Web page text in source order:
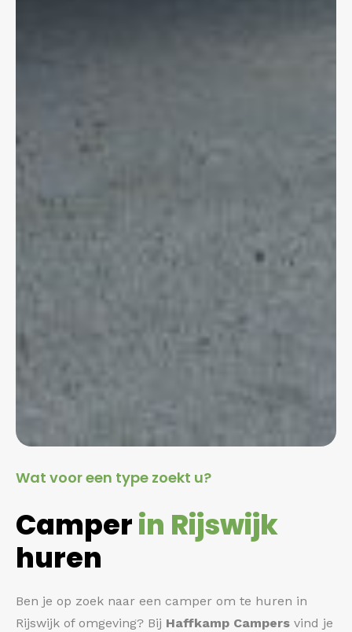
Wat voor een type zoekt u?
Camperin Rijswijk
huren
Ben je op zoek naar een camper om te huren in
Rijswijk of omgeving? Bij Haffkamp Campers vind je